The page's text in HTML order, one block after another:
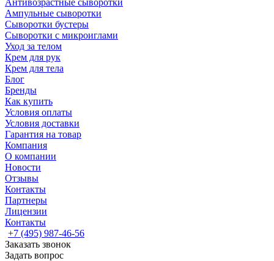
Антивозрастные сыворотки
Ампульные сыворотки
Сыворотки бустеры
Сыворотки с микроиглами
Уход за телом
Крем для рук
Крем для тела
Блог
Бренды
Как купить
Условия оплаты
Условия доставки
Гарантия на товар
Компания
О компании
Новости
Отзывы
Контакты
Партнеры
Лицензии
Контакты
+7 (495) 987-46-56
Заказать звонок
Задать вопрос